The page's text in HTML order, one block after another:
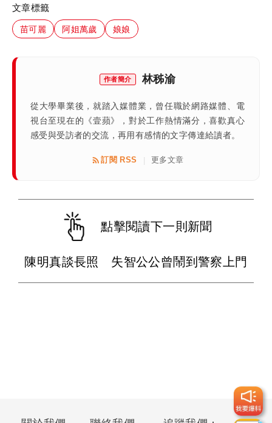
文章標籤
苗可麗 阿姐萬歲 娘娘
作者簡介 林秭渝
從大學畢業後，就踏入媒體業，曾任職於網路媒體、電
視台至現在的《壹蘋》，對於工作熱情滿分，喜歡真心
感受與受訪者的交流，再用有感情的文字傳達給讀者。
訂閱 RSS 更多文章
點擊閱讀下一則新聞
陳明真談長照 失智公公曾鬧到警察上門